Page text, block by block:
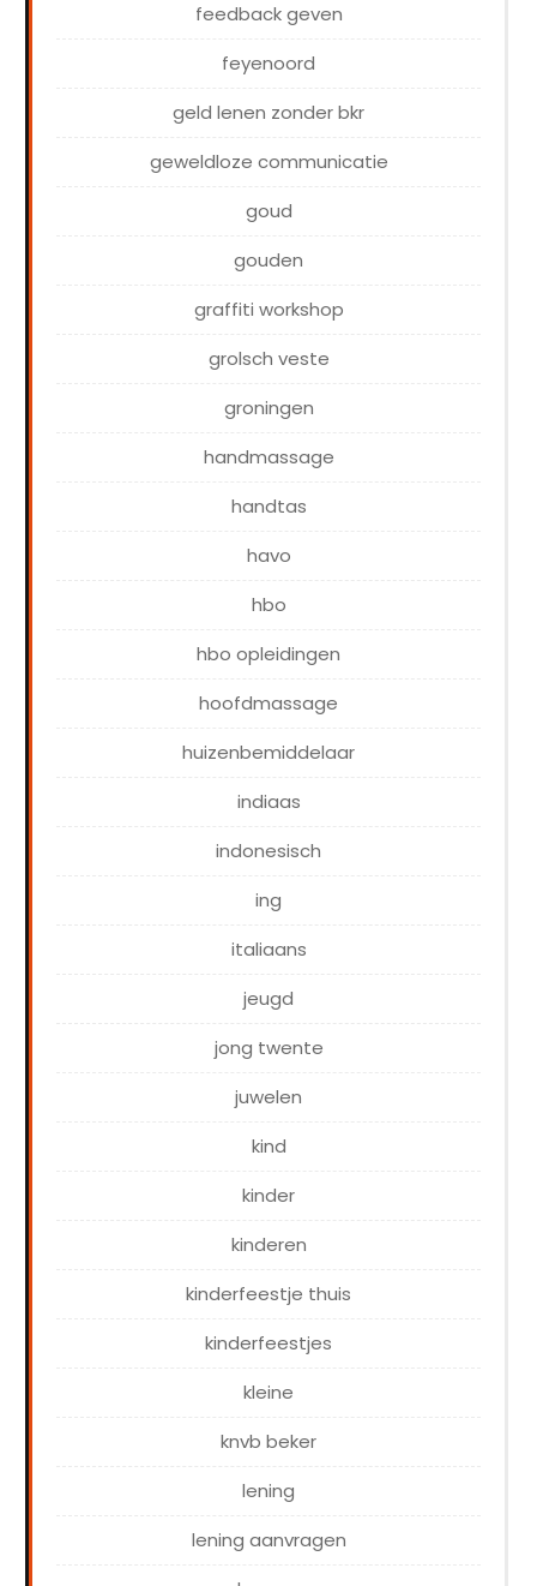
feedback geven
feyenoord
geld lenen zonder bkr
geweldloze communicatie
goud
gouden
graffiti workshop
grolsch veste
groningen
handmassage
handtas
havo
hbo
hbo opleidingen
hoofdmassage
huizenbemiddelaar
indiaas
indonesisch
ing
italiaans
jeugd
jong twente
juwelen
kind
kinder
kinderen
kinderfeestje thuis
kinderfeestjes
kleine
knvb beker
lening
lening aanvragen